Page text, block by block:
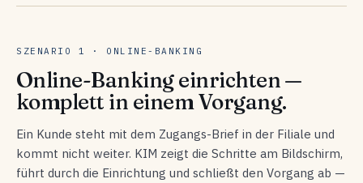
SZENARIO 1 · ONLINE-BANKING
Online-Banking einrichten —
komplett in einem Vorgang.
Ein Kunde steht mit dem Zugangs-Brief in der Filiale und
kommt nicht weiter. KIM zeigt die Schritte am Bildschirm,
führt durch die Einrichtung und schließt den Vorgang ab —